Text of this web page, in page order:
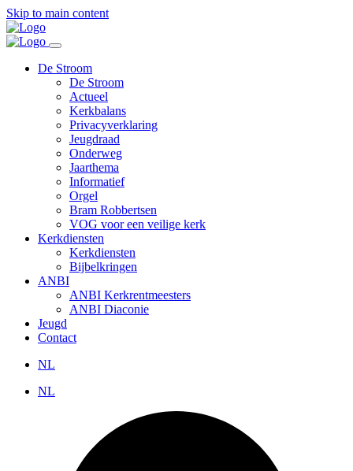
Skip to main content
De Stroom
De Stroom
Actueel
Kerkbalans
Privacyverklaring
Jeugdraad
Onderweg
Jaarthema
Informatief
Orgel
Bram Robbertsen
VOG voor een veilige kerk
Kerkdiensten
Kerkdiensten
Bijbelkringen
ANBI
ANBI Kerkrentmeesters
ANBI Diaconie
Jeugd
Contact
NL
NL